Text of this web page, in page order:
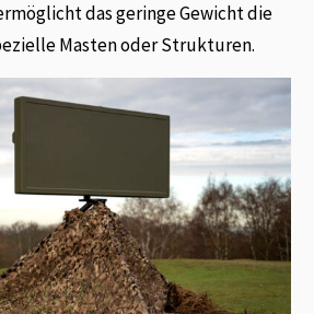
das geringe Gewicht die
Masten oder Strukturen.